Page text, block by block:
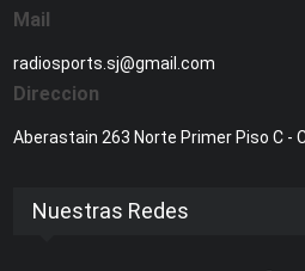
Mail
radiosports.sj@gmail.com
Direccion
Aberastain 263 Norte Primer Piso C -
Nuestras Redes